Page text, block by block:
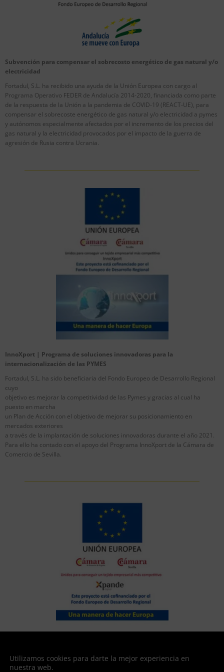
Subvención para compensar el sobrecosto energético de gas natural y/o
electricidad
Fortadul, S.L. ha recibido una ayuda de la Unión Europea con cargo al
Programa Operativo FEDER de Andalucía 2014-2020, financiada como parte
de la respuesta de la Unión a la pandemia de COVID-19 (REACT-UE), para
compensar el sobrecoste energético de gas natural y/o electricidad a pymes
y autónomos especialmente afectados por el incremento de los precios del
gas natural y la electricidad provocados por el impacto de la guerra de
agresión de Rusia contra Ucrania.
InnoXport | Programa de soluciones innovadoras para la
internacionalización de las PYMES
Fortadul, S.L. ha sido beneficiaria del Fondo Europeo de Desarrollo Regional
cuyo
objetivo es mejorar la competitividad de las Pymes y gracias al cual ha
puesto en marcha
un Plan de Acción con el objetivo de mejorar su posicionamiento en
mercados exteriores
a través de la implantación de soluciones innovadoras durante el año 2021.
Para ello ha contado con el apoyo del Programa InnoXport de la Cámara de
Comercio de Sevilla.
Fortadul, s.L. ha sido beneficiaria del Fondo Europeo de Desarrollo Regional
cuyo objetivo es mejorar la competitividad de las Pymes y gracias al cual ha
Utilizamos cookies para darte la mejor experiencia en
nuestra web.